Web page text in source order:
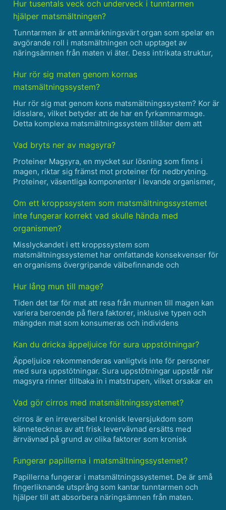
skadliga ämnen kommer in i blodomloppet. Tunntarmen
är kant......
Hur tusentals veck och underveck i tunntarmen
hjälper matsmältningen?
Tunntarmen är ett anmärkningsvärt organ som spelar en
avgörande roll i matsmältningen och upptaget av
näringsämnen från maten vi äter. Dess intrikata struktur,
avgörande för att maximera effektiviteten i dessa
process......
Hur rör sig maten genom kornas
matsmältningssystem?
Hur rör sig mat genom kons matsmältningssystem? Kor är
idisslare, vilket betyder att de har en fyrkammarmage.
Detta komplexa matsmältningssystem tillåter dem att
maten de äter. 1. Vom Den första kammaren i kons m......
Vad bryts ner av magsyra?
Proteiner Magsyra, en mycket sur lösning som finns i
magen, riktar sig främst mot proteiner för nedbrytning.
Proteiner, väsentliga komponenter i levande organismer,
sammanlänkade genom peptidbindningar. Den mycket
sura mi......
Om ett kroppssystem som matsmältningssystemet
inte fungerar korrekt vad skulle hända med
organismen?
Misslyckandet i ett kroppssystem som
matsmältningssystemet har omfattande konsekvenser för
en organisms övergripande välbefinnande och
roll i processen att förvärva och utnyttja näringsämnen
Hur lång mun till mage?
Tiden det tar för mat att resa från munnen till magen kan
variera beroende på flera faktorer, inklusive typen och
mängden mat som konsumeras och individens
sekunder för mat att färdas genom svalget (halsen)
Kan du dricka äppeljuice för sura uppstötningar?
Äppeljuice rekommenderas vanligtvis inte för personer
med sura uppstötningar. Sura uppstötningar uppstår när
magsyra rinner tillbaka in i matstrupen, vilket orsakar en
och dryck, såsom äppeljuice, kan förvärra dessa ......
Vad gör cirros med matsmältningssystemet?
cirros är en irreversibel kronisk leversjukdom som
kännetecknas av att frisk levervävnad ersätts med
ärrvävnad på grund av olika faktorer som kronisk
genetiska störningar. Det leder gradvis till leversvikt och
Fungerar papillerna i matsmältningssystemet?
Papillerna fungerar i matsmältningssystemet. De är små
fingerliknande utsprång som kantar tunntarmen och
hjälper till att absorbera näringsämnen från maten.